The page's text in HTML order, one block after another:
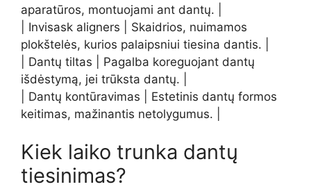
aparatūros, montuojami ant dantų. |
| Invisask aligners | Skaidrios, nuimamos
plokštelės, kurios palaipsniui tiesina dantis. |
| Dantų tiltas | Pagalba koreguojant dantų
išdėstymą, jei trūksta dantų. |
| Dantų kontūravimas | Estetinis dantų formos
keitimas, mažinantis netolygumus. |
Kiek laiko trunka dantų
tiesinimas?